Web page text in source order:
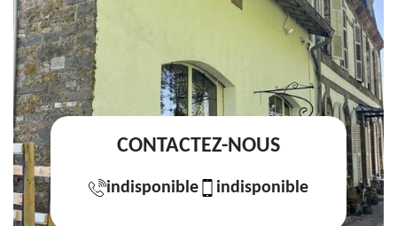
CONTACTEZ-NOUS
indisponible indisponible